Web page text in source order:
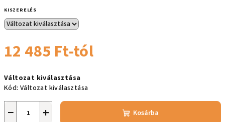
KISZERELÉS
12 485 Ft-tól
Változat kiválasztása
Kód: Változat kiválasztása
+
− Kosárba